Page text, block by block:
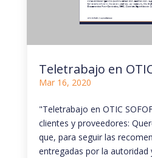
Teletrabajo en
Mar 16, 2020
"Teletrabajo en OTIC
clientes y proveedores:
que, para seguir las
entregadas por la autoridad